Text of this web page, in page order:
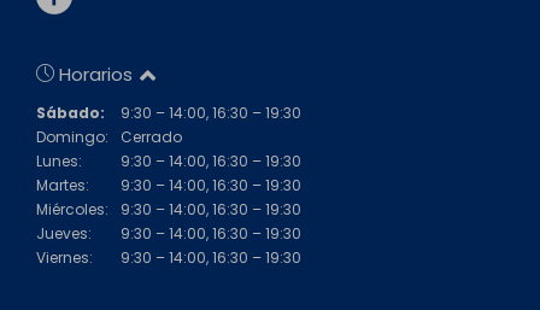
Horarios
Sábado:
9:30 – 14:00, 16:30 – 19:30
Domingo:
Cerrado
Lunes:
9:30 – 14:00, 16:30 – 19:30
Martes:
9:30 – 14:00, 16:30 – 19:30
Miércoles:
9:30 – 14:00, 16:30 – 19:30
Jueves:
9:30 – 14:00, 16:30 – 19:30
Viernes:
9:30 – 14:00, 16:30 – 19:30